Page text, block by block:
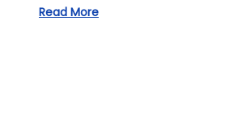
/
Read More